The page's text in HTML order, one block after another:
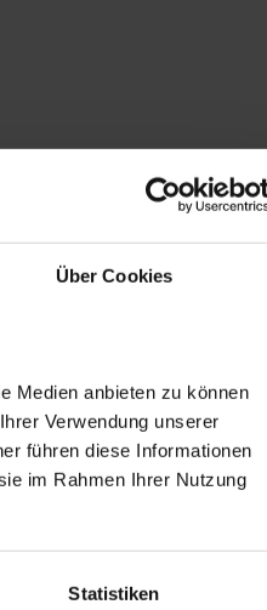
Über Cookies
Medien anbieten zu können
Verwendung unserer
führen diese Informationen
im Rahmen Ihrer Nutzung
Statistiken